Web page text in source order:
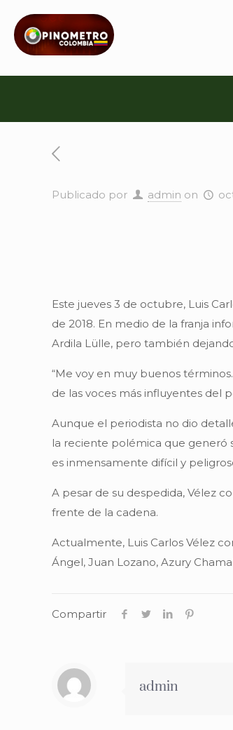
Publicado por admin on
Este jueves 3 de octubre, Luis
de 2018. En medio de la franja
Ardila Lülle, pero también
“Me voy en muy buenos
de las voces más influyentes del
Aunque el periodista no dio
la reciente polémica que generó
es inmensamente difícil y
A pesar de su despedida, Vélez
frente de la cadena.
Actualmente, Luis Carlos Vélez
Ángel, Juan Lozano, Azury
Compartir
admin